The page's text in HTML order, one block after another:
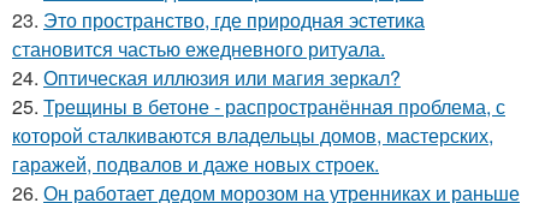
23. Это пространство, где природная эстетика
становится частью ежедневного ритуала.
24. Оптическая иллюзия или магия зеркал?
25. Трещины в бетоне - распространённая проблема, с
которой сталкиваются владельцы домов, мастерских,
гаражей, подвалов и даже новых строек.
26. Он работает дедом морозом на утренниках и раньше